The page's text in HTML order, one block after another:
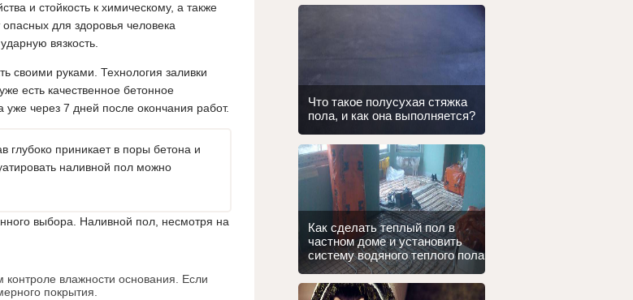
и стойкость к химическому, а также
для здоровья человека
вязкость.
своими руками. Технология заливки
есть качественное бетонное
через 7 дней после окончания работ.
приникает в поры бетона и
наливной пол можно
выбора. Наливной пол, несмотря на
влажности основания. Если
покрытия.
Что такое полусухая стяжка
пола, и как она выполняется?
Как сделать теплый пол в
частном доме и установить
систему водяного теплого пола